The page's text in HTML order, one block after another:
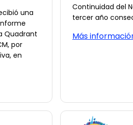
una
Quadrant
por
en
Continuidad del
tercer año
Más